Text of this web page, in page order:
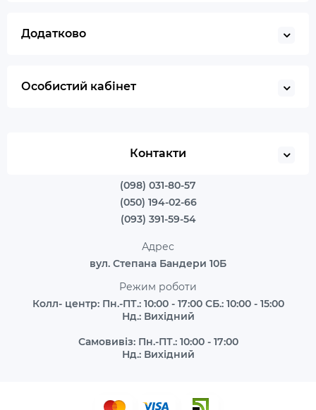
Додатково
Особистий кабінет
Контакти
(098) 031-80-57
(050) 194-02-66
(093) 391-59-54
Адрес
вул. Степана Бандери 10Б
Режим роботи
Колл- центр: Пн.-ПТ.: 10:00 - 17:00 СБ.: 10:00 - 15:00
Нд.: Вихідний
Самовивіз: Пн.-ПТ.: 10:00 - 17:00
Нд.: Вихідний